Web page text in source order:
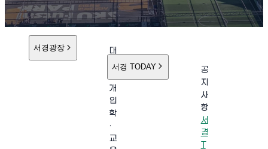
서경광장
대
학
개
입
학
·
교
서경 TODAY
공
지
사
항
서
경
T